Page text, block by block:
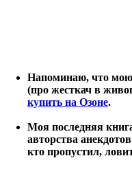
Напоминаю, что мою
(про жесткач в
купить на Озоне.
Моя последняя
авторства
кто пропустил,